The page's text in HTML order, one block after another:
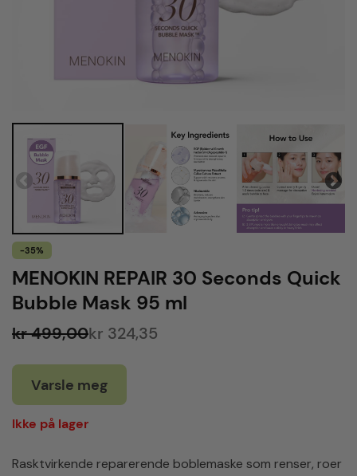
-35%
MENOKIN REPAIR 30 Seconds Quick
Bubble Mask 95 ml
kr 499,00kr 324,35
Varsle meg
Ikke på lager
Rasktvirkende reparerende boblemaske som renser, roer